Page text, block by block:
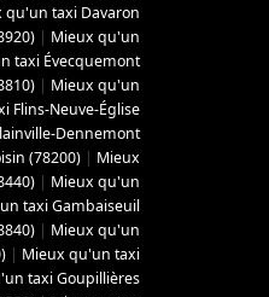
qu'un taxi Davaron
| Mieux qu'un
taxi Évecquemont
| Mieux qu'un
Flins-Neuve-Église
Dennemont
(78200) | Mieux
| Mieux qu'un
taxi Gambaiseuil
| Mieux qu'un
| Mieux qu'un taxi
taxi Goupillières